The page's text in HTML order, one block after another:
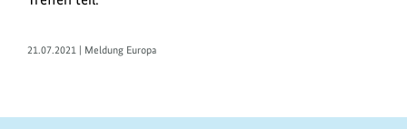
Jochen
21.07.2021 | Meldung Europa